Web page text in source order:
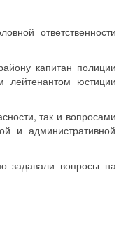
ответственности
капитан полиции
лейтенантом юстиции
так и вопросами
и административной
задавали вопросы на